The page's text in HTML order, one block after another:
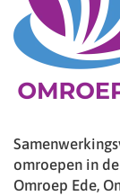
omroepen in
Omroep Ede,